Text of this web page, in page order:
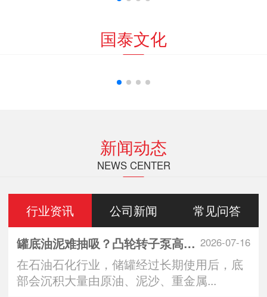
国泰文化
新闻动态
NEWS CENTER
行业资讯 公司新闻 常见问答
2026-07-16
罐底油泥难抽吸？凸轮转子泵高效清罐无残留
在石油石化行业，储罐经过长期使用后，底
部会沉积大量由原油、泥沙、重金属...